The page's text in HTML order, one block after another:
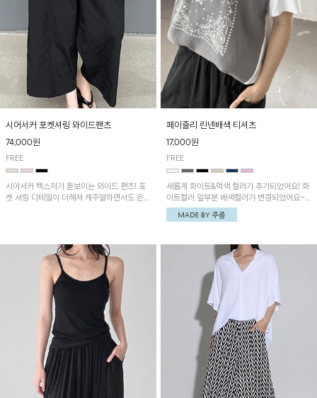
시어서커 포켓셔링 와이드팬츠
74,000원
FREE
시어서커 텍스처가 돋보이는 와이드 팬츠! 포
켓 셔링 디테일이 더해져 캐주얼하면서도 은은
아이템으로 활용하기 좋아요~
페이즐리 린넨배색 티셔츠
17,000원
FREE
새롭게 화이트&먹색 컬러가 추가되었어요! 화
이트컬러 앞부분 배색컬러가 변경되었어요~
중앙 린넨배색으로 유니크하면서 페이즐리 패
턴으로 감각적인 분위기를 연출이 가능한 티셔